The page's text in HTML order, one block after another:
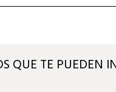
QUE TE PUEDEN